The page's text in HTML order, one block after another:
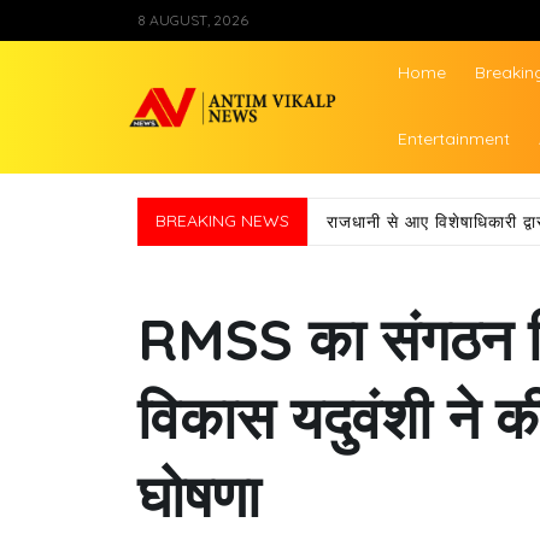
to
8 AUGUST, 2026
Antim Vikalp
Home
Entertainment
BREAKING NEWS
RMSS का संगठन
विकास यदुवंशी ने
घोषणा